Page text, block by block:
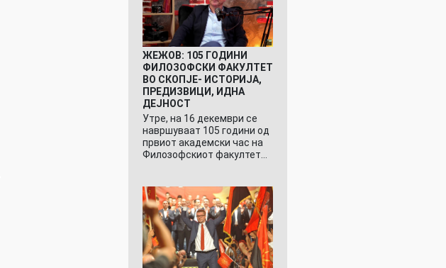
ЖЕЖОВ: 105 ГОДИНИ
ФИЛОЗОФСКИ ФАКУЛТЕТ
ВО СКОПЈЕ- ИСТОРИЈА,
ПРЕДИЗВИЦИ, ИДНА
ДЕЈНОСТ
Утре, на 16 декември се
навршуваат 105 години од
првиот академски час на
Филозофскиот факултет…